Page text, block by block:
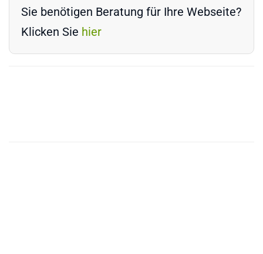
Sie benötigen Beratung für Ihre Webseite?
Klicken Sie hier